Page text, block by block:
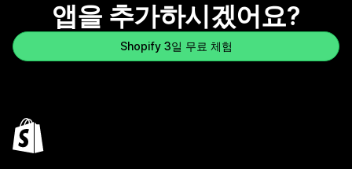
앱을 추가하시겠어요?
Shopify 3일 무료 체험